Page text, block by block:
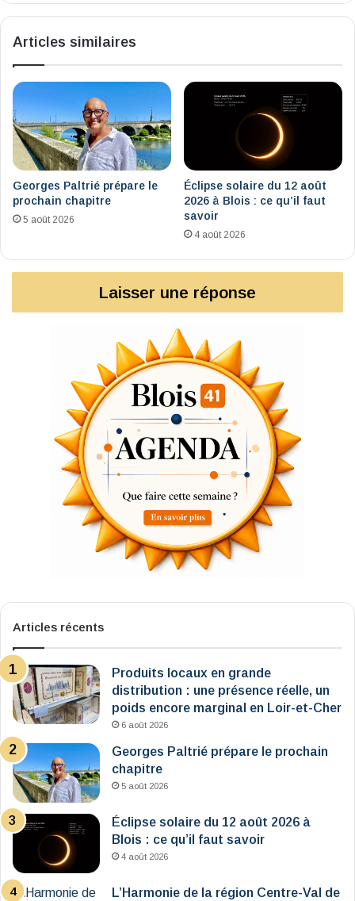
Articles similaires
Georges Paltrié prépare le
prochain chapitre
5 août 2026
Éclipse solaire du 12 août
2026 à Blois : ce qu’il faut
savoir
4 août 2026
Laisser une réponse
Articles récents
Produits locaux en grande
distribution : une présence réelle, un
poids encore marginal en Loir-et-Cher
6 août 2026
Georges Paltrié prépare le prochain
chapitre
5 août 2026
Éclipse solaire du 12 août 2026 à
Blois : ce qu’il faut savoir
4 août 2026
L’Harmonie de la région Centre-Val de